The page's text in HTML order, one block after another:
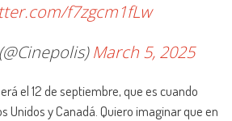
f7zgcm1fLw
March 5, 2025
el 12 de septiembre, que es cuando
Unidos y Canadá. Quiero imaginar que en